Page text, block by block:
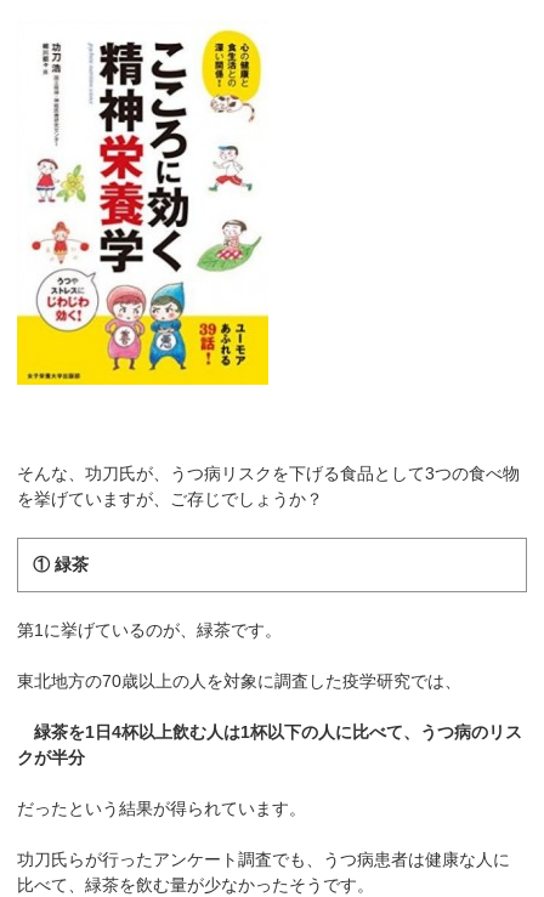
そんな、功刀氏が、うつ病リスクを下げる食品として3つの食べ物
を挙げていますが、ご存じでしょうか？
① 緑茶
第1に挙げているのが、緑茶です。
東北地方の70歳以上の人を対象に調査した疫学研究では、
緑茶を1日4杯以上飲む人は1杯以下の人に比べて、うつ病のリス
クが半分
だったという結果が得られています。
功刀氏らが行ったアンケート調査でも、うつ病患者は健康な人に
比べて、緑茶を飲む量が少なかったそうです。